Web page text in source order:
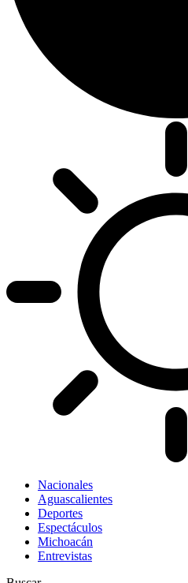
Nacionales
Aguascalientes
Deportes
Espectáculos
Michoacán
Entrevistas